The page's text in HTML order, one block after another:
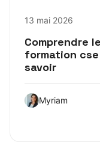
13 mai 2026
Comprendre
formation
savoir
Myriam